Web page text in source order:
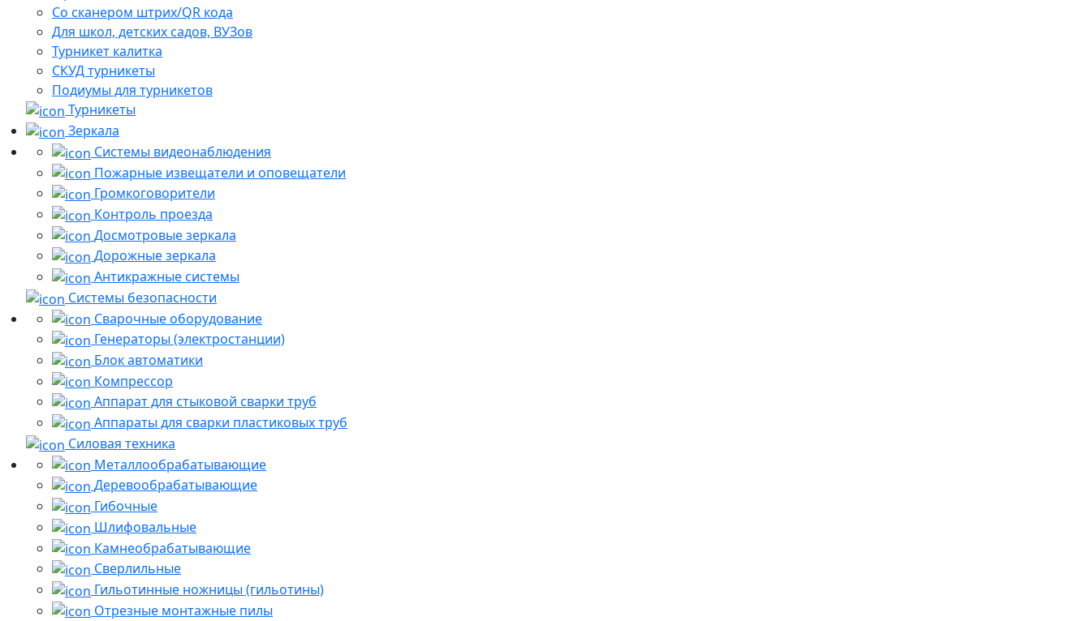
Со сканером штрих/QR кода
Для школ, детских садов, ВУЗов
Турникет калитка
СКУД турникеты
Подиумы для турникетов
Турникеты
Зеркала
Системы видеонаблюдения
Пожарные извещатели и оповещатели
Громкоговорители
Контроль проезда
Досмотровые зеркала
Дорожные зеркала
Антикражные системы
Системы безопасности
Сварочные оборудование
Генераторы (электростанции)
Блок автоматики
Компрессор
Аппарат для стыковой сварки труб
Аппараты для сварки пластиковых труб
Силовая техника
Металлообрабатывающие
Деревообрабатывающие
Гибочные
Шлифовальные
Камнеобрабатывающие
Сверлильные
Гильотинные ножницы (гильотины)
Отрезные монтажные пилы